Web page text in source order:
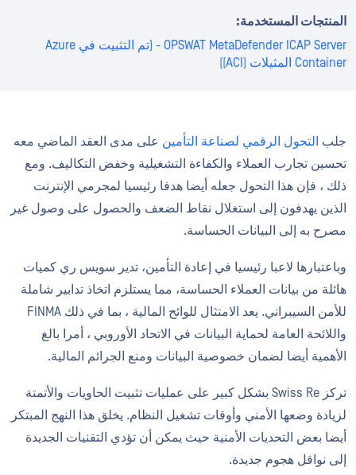
المنتجات المستخدمة:
OPSWAT MetaDefender ICAP Server - (تم التثبيت في Azure
Container المثيلات (ACI))
جلب التحول الرقمي لصناعة التأمين على مدى العقد الماضي معه
تحسين تجارب العملاء والكفاءة التشغيلية وخفض التكاليف. ومع
ذلك ، فإن هذا التحول جعله أيضا هدفا رئيسيا لمجرمي الإنترنت
الذين يهدفون إلى استغلال نقاط الضعف والحصول على وصول غير
مصرح به إلى البيانات الحساسة.
وباعتبارها لاعبا رئيسيا في إعادة التأمين، تدير سويس ري كميات
هائلة من بيانات العملاء الحساسة، مما يستلزم اتخاذ تدابير شاملة
للأمن السيبراني. يعد الامتثال للوائح المالية ، بما في ذلك FINMA
واللائحة العامة لحماية البيانات في الاتحاد الأوروبي ، أمرا بالغ
الأهمية أيضا لضمان خصوصية البيانات ومنع الجرائم المالية.
تركز Swiss Re بشكل كبير على عمليات تثبيت الحاويات والأتمتة
لزيادة وضعها الأمني وأوقات تشغيل النظام. يخلق هذا النهج المبتكر
أيضا بعض التحديات الأمنية حيث يمكن أن تؤدي التقنيات الجديدة
إلى نواقل هجوم جديدة.